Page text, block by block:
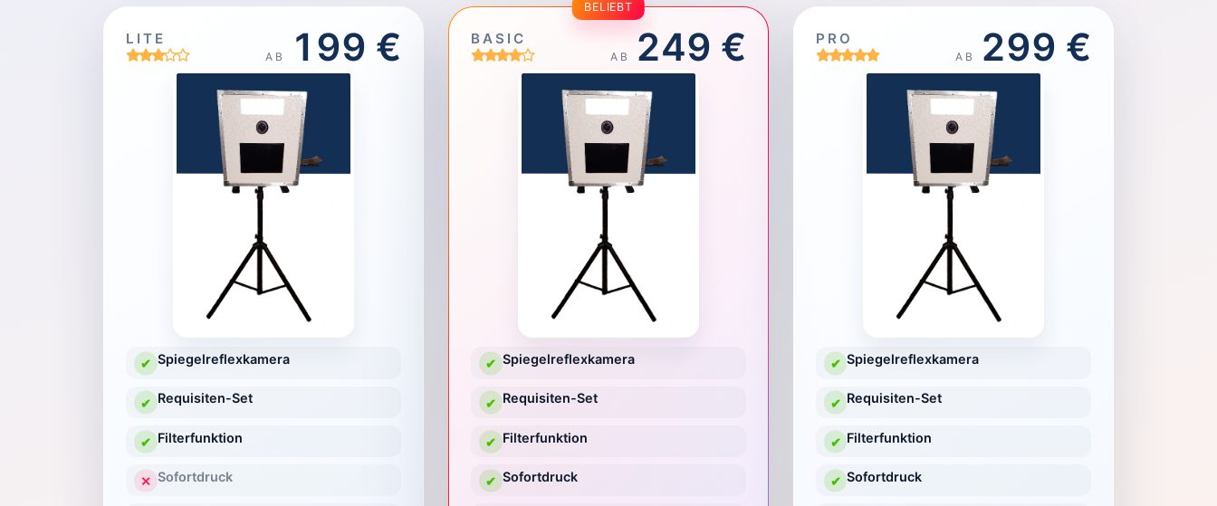
LITE
AB 199 €
✔ Spiegelreflexkamera
✔ Requisiten-Set
✔ Filterfunktion
✕ Sofortdruck
BELIEBT
BASIC
AB 249 €
✔ Spiegelreflexkamera
✔ Requisiten-Set
✔ Filterfunktion
✔ Sofortdruck
PRO
AB 299 €
✔ Spiegelreflexkamera
✔ Requisiten-Set
✔ Filterfunktion
✔ Sofortdruck